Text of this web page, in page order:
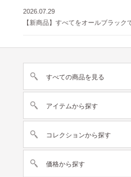
2026.07.29
すべての商品を見る
アイテムから探す
コレクションから探す
価格から探す